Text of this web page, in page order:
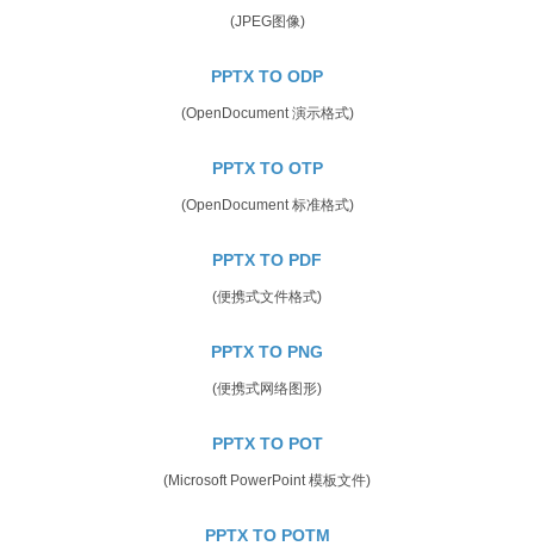
(JPEG图像)
PPTX TO ODP
(OpenDocument 演示格式)
PPTX TO OTP
(OpenDocument 标准格式)
PPTX TO PDF
(便携式文件格式)
PPTX TO PNG
(便携式网络图形)
PPTX TO POT
(Microsoft PowerPoint 模板文件)
PPTX TO POTM